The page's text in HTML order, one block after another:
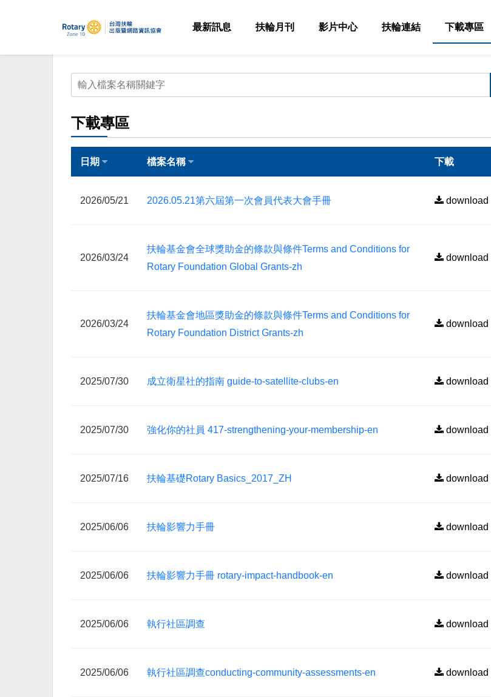
最新訊息 扶輪月刊 影片中心 扶輪連結 下載專區
下載專區
日期 檔案名稱 下載
2026/05/21 2026.05.21第六屆第一次會員代表大會手冊 download
2026/03/24
扶輪基金會全球獎助金的條款與條件Terms and Conditions for
Rotary Foundation Global Grants-zh
download
2026/03/24
扶輪基金會地區獎助金的條款與條件Terms and Conditions for
Rotary Foundation District Grants-zh
download
2025/07/30 成立衛星社的指南 guide-to-satellite-clubs-en download
2025/07/30 強化你的社員 417-strengthening-your-membership-en download
2025/07/16 扶輪基礎Rotary Basics_2017_ZH download
2025/06/06 扶輪影響力手冊 download
2025/06/06 扶輪影響力手冊 rotary-impact-handbook-en download
2025/06/06 執行社區調查 download
2025/06/06 執行社區調查conducting-community-assessments-en download